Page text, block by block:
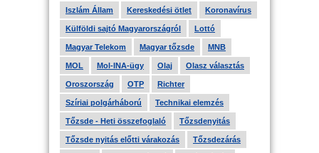
Iszlám Állam Kereskedési ötlet Koronavírus
Külföldi sajtó Magyarországról Lottó
Magyar Telekom Magyar tőzsde MNB
MOL Mol-INA-ügy Olaj Olasz választás
Oroszország OTP Richter
Szíriai polgárháború Technikai elemzés
Tőzsde - Heti összefoglaló Tőzsdenyitás
Tőzsde nyitás előtti várakozás Tőzsdezárás